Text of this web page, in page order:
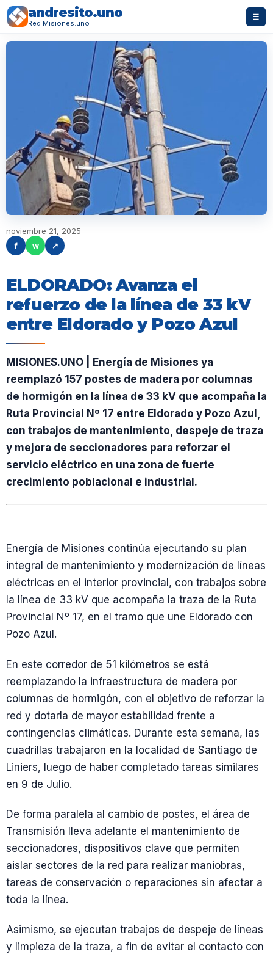
andresito.uno
Red Misiones.uno
☰
noviembre 21, 2025
f
w ↗
ELDORADO: Avanza el
refuerzo de la línea de 33 kV
entre Eldorado y Pozo Azul
MISIONES.UNO | Energía de Misiones ya
reemplazó 157 postes de madera por columnas
de hormigón en la línea de 33 kV que acompaña la
Ruta Provincial Nº 17 entre Eldorado y Pozo Azul,
con trabajos de mantenimiento, despeje de traza
y mejora de seccionadores para reforzar el
servicio eléctrico en una zona de fuerte
crecimiento poblacional e industrial.
Energía de Misiones continúa ejecutando su plan
integral de mantenimiento y modernización de líneas
eléctricas en el interior provincial, con trabajos sobre
la línea de 33 kV que acompaña la traza de la Ruta
Provincial Nº 17, en el tramo que une Eldorado con
Pozo Azul.
En este corredor de 51 kilómetros se está
reemplazando la infraestructura de madera por
columnas de hormigón, con el objetivo de reforzar la
red y dotarla de mayor estabilidad frente a
contingencias climáticas. Durante esta semana, las
cuadrillas trabajaron en la localidad de Santiago de
Liniers, luego de haber completado tareas similares
en 9 de Julio.
De forma paralela al cambio de postes, el área de
Transmisión lleva adelante el mantenimiento de
seccionadores, dispositivos clave que permiten
aislar sectores de la red para realizar maniobras,
tareas de conservación o reparaciones sin afectar a
toda la línea.
Asimismo, se ejecutan trabajos de despeje de líneas
y limpieza de la traza, a fin de evitar el contacto con